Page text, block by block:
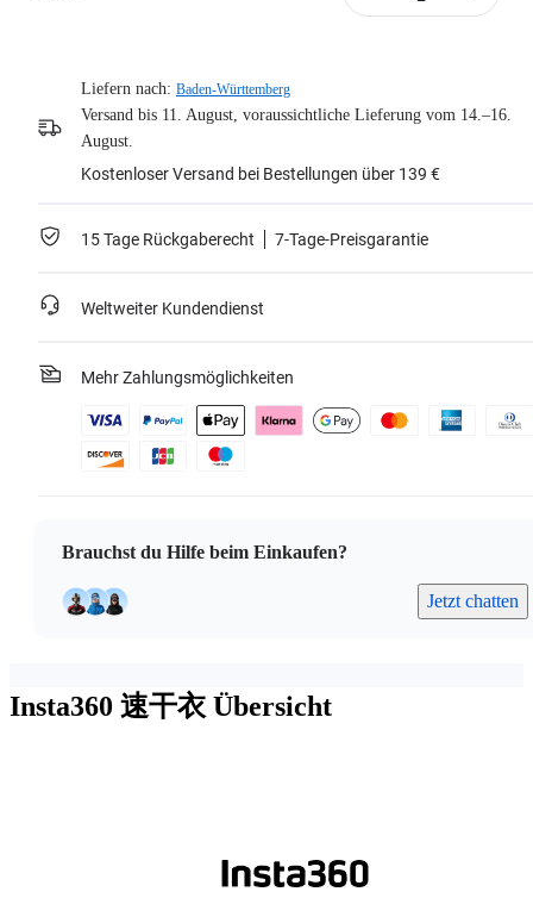
Liefern nach: Baden-Württemberg
Versand bis 11. August, voraussichtliche Lieferung vom 14.–16.
August.
Kostenloser Versand bei Bestellungen über 139 €
15 Tage Rückgaberecht 7-Tage-Preisgarantie
Weltweiter Kundendienst
Mehr Zahlungsmöglichkeiten
Brauchst du Hilfe beim Einkaufen?
Jetzt chatten
Insta360 速干衣 Übersicht